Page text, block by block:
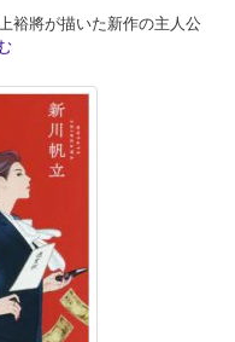
裕將が描いた新作の主人公